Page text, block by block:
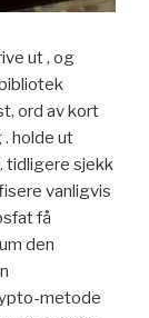
ut , og
ord av kort
holde ut
tidligere sjekk
vanligvis
få
den
metode